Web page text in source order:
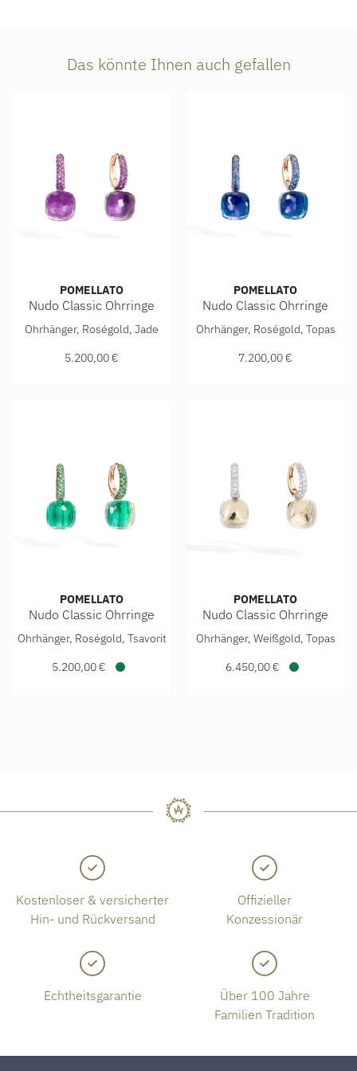
Das könnte Ihnen auch gefallen
POMELLATO
Nudo Classic Ohrringe
Pomellato Nudo Classic Ohrringe, Ref:
Ohrhänger, Roségold, Jade
5.200,00 €
POMELLATO
Nudo Classic Ohrringe
Pomellato Nudo Classic
Ohrhänger, Roségold, Topas
7.200,00 €
POMELLATO
Nudo Classic Ohrringe
Pomellato Nudo Classic Ohrringe, Ref:
Ohrhänger, Roségold, Tsavorit
5.200,00 €
POMELLATO
Nudo Classic Ohrringe
Pomellato Nudo Classic
Ohrhänger, Weißgold, Topas
6.450,00 €
Kostenloser & versicherter
Hin- und Rückversand
Offizieller
Konzessionär
Echtheitsgarantie
Über 100 Jahre
Familien Tradition